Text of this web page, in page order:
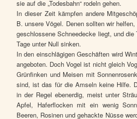
sie auf die „Todesbahn“ rodeln gehen.
In dieser Zeit kämpfen andere
B. unsere Vögel. Denen sollten wir
geschlossene Schneedecke liegt, und die
Tage unter Null sinken.
In den einschlägigen Geschäften wird
angeboten. Doch Vogel ist nicht gleich
Grünfinken und Meisen mit
sind, ist das für die Amseln keine Hilfe.
in der Regel ebenerdig, meist unter
Apfel, Haferflocken mit ein wenig
Beeren, Rosinen und gehackte Nüsse